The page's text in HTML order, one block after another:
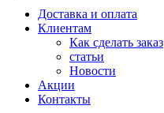
Доставка и оплата
Клиентам
Как сделать заказ
статьи
Новости
Акции
Контакты